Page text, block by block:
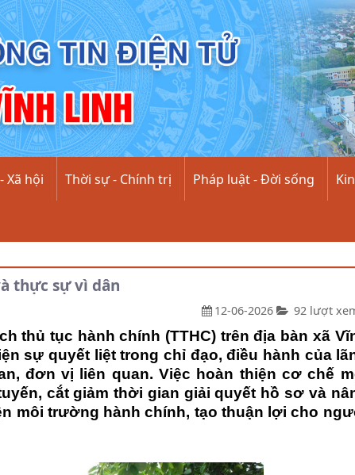
Xã hội Thời sự - Chính trị Pháp luật - Đời sống
thực sự vì dân
12-06-2026 92 lượt
thủ tục hành chính (TTHC) trên địa bàn xã
sự quyết liệt trong chỉ đạo, điều hành của
đơn vị liên quan. Việc hoàn thiện cơ chế
cắt giảm thời gian giải quyết hồ sơ và
môi trường hành chính, tạo thuận lợi cho